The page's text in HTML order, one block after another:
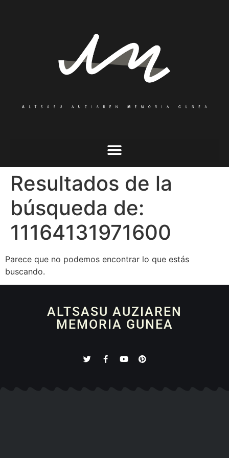
Resultados de la
búsqueda de:
11164131971600
Parece que no podemos encontrar lo que estás
buscando.
ALTSASU AUZIAREN
MEMORIA GUNEA